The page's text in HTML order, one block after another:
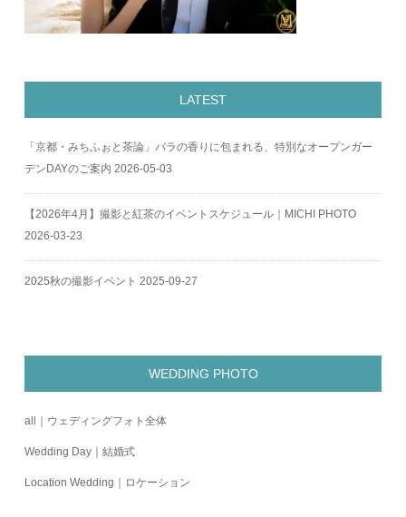
LATEST
「京都・みちふぉと茶論」バラの香りに包まれる、特別なオープンガー
デンDAYのご案内 2026-05-03
【2026年4月】撮影と紅茶のイベントスケジュール｜MICHI PHOTO
2026-03-23
2025秋の撮影イベント 2025-09-27
WEDDING PHOTO
all｜ウェディングフォト全体
Wedding Day｜結婚式
Location Wedding｜ロケーション